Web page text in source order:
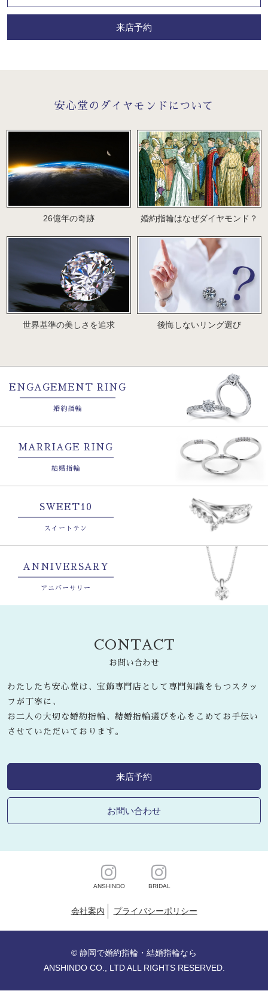
来店予約
安心堂のダイヤモンドについて
26億年の奇跡 婚約指輪はなぜダイヤモンド？
世界基準の美しさを追求 後悔しないリング選び
ENGAGEMENT RING
婚約指輪
MARRIAGE RING
結婚指輪
SWEET10
スイートテン
ANNIVERSARY
アニバーサリー
CONTACT
お問い合わせ
わたしたち安心堂は、宝飾専門店として専門知識をもつスタッ
フが丁寧に、
お二人の大切な婚約指輪、結婚指輪選びを心をこめてお手伝い
させていただいております。
来店予約
お問い合わせ
ANSHINDO BRIDAL
会社案内 プライバシーポリシー
© 静岡で婚約指輪・結婚指輪なら
ANSHINDO CO., LTD ALL RIGHTS RESERVED.